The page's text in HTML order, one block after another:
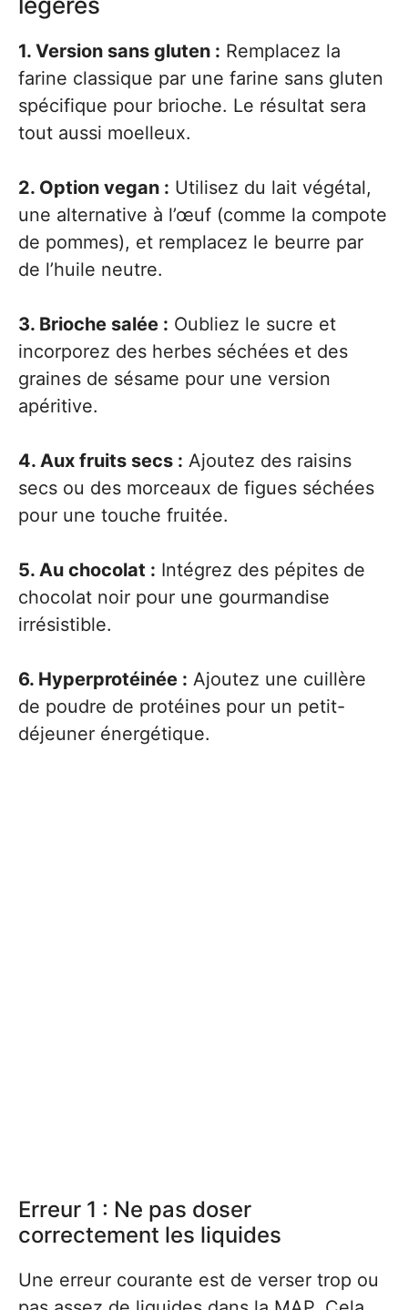
1. Version sans gluten : Remplacez la
farine classique par une farine sans gluten
spécifique pour brioche. Le résultat sera
tout aussi moelleux.
2. Option vegan : Utilisez du lait végétal,
une alternative à l’œuf (comme la compote
de pommes), et remplacez le beurre par
de l’huile neutre.
3. Brioche salée : Oubliez le sucre et
incorporez des herbes séchées et des
graines de sésame pour une version
apéritive.
4. Aux fruits secs : Ajoutez des raisins
secs ou des morceaux de figues séchées
pour une touche fruitée.
5. Au chocolat : Intégrez des pépites de
chocolat noir pour une gourmandise
irrésistible.
6. Hyperprotéinée : Ajoutez une cuillère
de poudre de protéines pour un petit-
déjeuner énergétique.
Erreur 1 : Ne pas doser
correctement les liquides
Une erreur courante est de verser trop ou